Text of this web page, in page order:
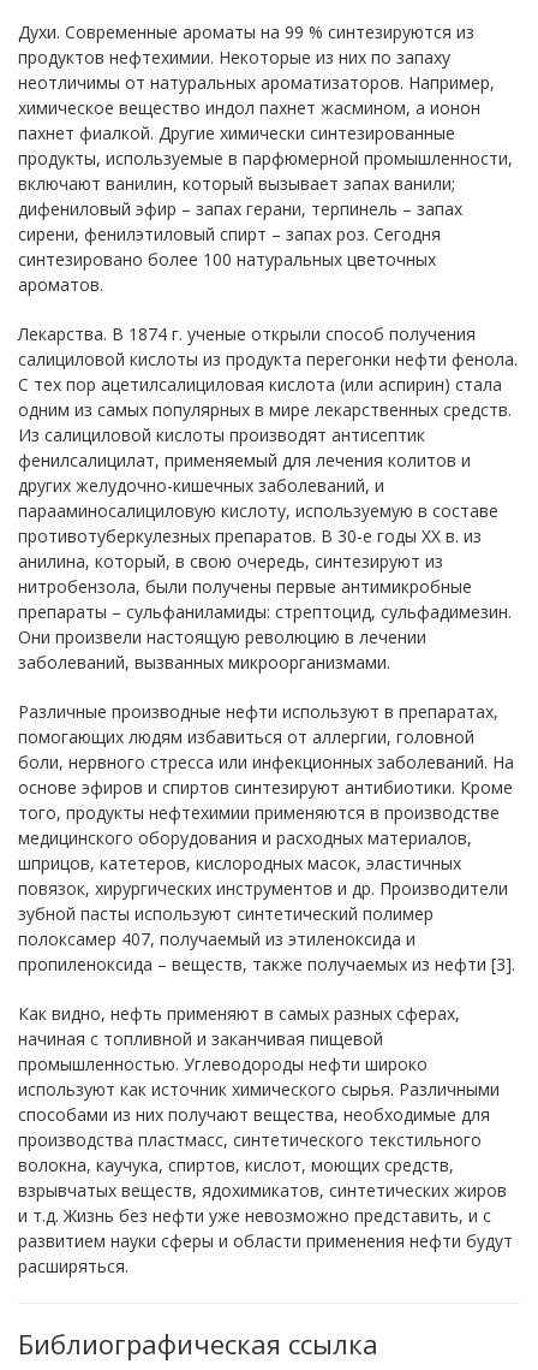
Духи. Современные ароматы на 99 % синтезируются из
продуктов нефтехимии. Некоторые из них по запаху
неотличимы от натуральных ароматизаторов. Например,
химическое вещество индол пахнет жасмином, а ионон
пахнет фиалкой. Другие химически синтезированные
продукты, используемые в парфюмерной промышленности,
включают ванилин, который вызывает запах ванили;
дифениловый эфир – запах герани, терпинель – запах
сирени, фенилэтиловый спирт – запах роз. Сегодня
синтезировано более 100 натуральных цветочных
ароматов.
Лекарства. В 1874 г. ученые открыли способ получения
салициловой кислоты из продукта перегонки нефти фенола.
С тех пор ацетилсалициловая кислота (или аспирин) стала
одним из самых популярных в мире лекарственных средств.
Из салициловой кислоты производят антисептик
фенилсалицилат, применяемый для лечения колитов и
других желудочно-кишечных заболеваний, и
парааминосалициловую кислоту, используемую в составе
противотуберкулезных препаратов. В 30-е годы ХХ в. из
анилина, который, в свою очередь, синтезируют из
нитробензола, были получены первые антимикробные
препараты – сульфаниламиды: стрептоцид, сульфадимезин.
Они произвели настоящую революцию в лечении
заболеваний, вызванных микроорганизмами.
Различные производные нефти используют в препаратах,
помогающих людям избавиться от аллергии, головной
боли, нервного стресса или инфекционных заболеваний. На
основе эфиров и спиртов синтезируют антибиотики. Кроме
того, продукты нефтехимии применяются в производстве
медицинского оборудования и расходных материалов,
шприцов, катетеров, кислородных масок, эластичных
повязок, хирургических инструментов и др. Производители
зубной пасты используют синтетический полимер
полоксамер 407, получаемый из этиленоксида и
пропиленоксида – веществ, также получаемых из нефти [3].
Как видно, нефть применяют в самых разных сферах,
начиная с топливной и заканчивая пищевой
промышленностью. Углеводороды нефти широко
используют как источник химического сырья. Различными
способами из них получают вещества, необходимые для
производства пластмасс, синтетического текстильного
волокна, каучука, спиртов, кислот, моющих средств,
взрывчатых веществ, ядохимикатов, синтетических жиров
и т.д. Жизнь без нефти уже невозможно представить, и с
развитием науки сферы и области применения нефти будут
расширяться.
Библиографическая ссылка